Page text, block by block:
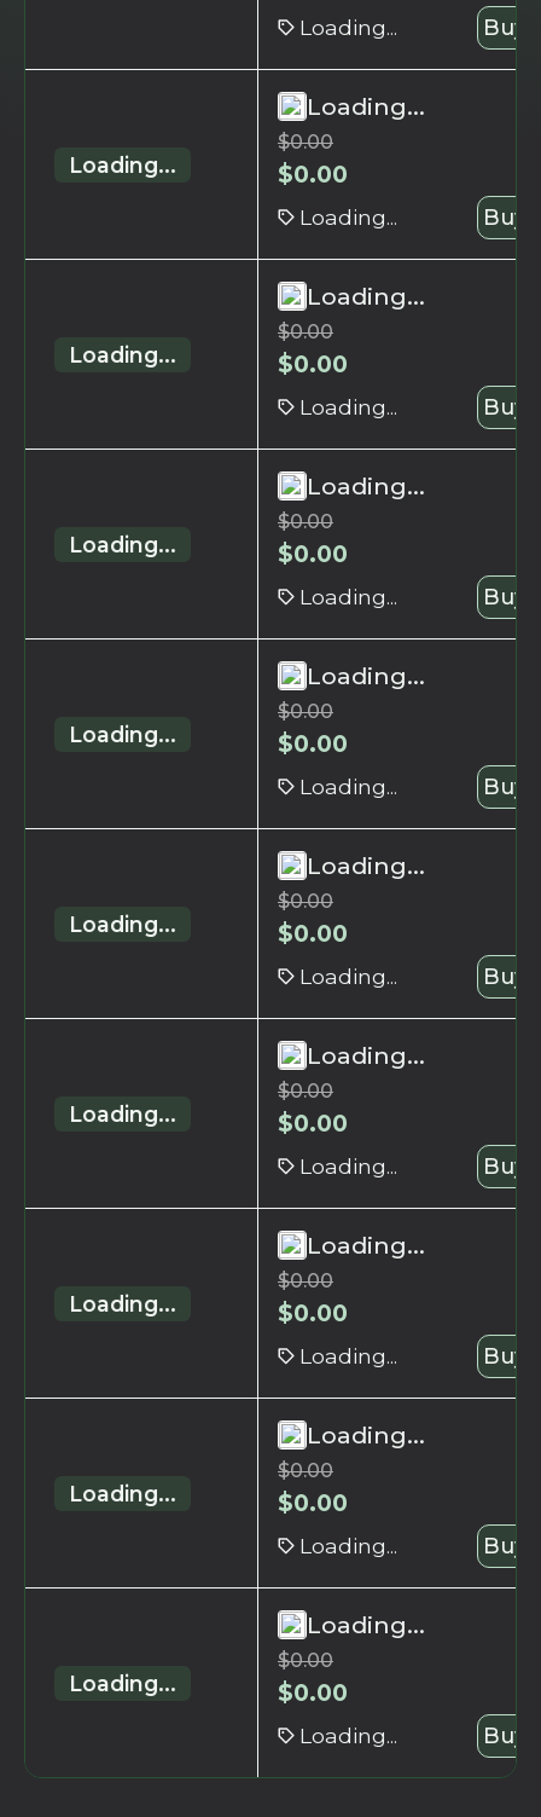
Loading... Buy
Loading...
Loading...
$0.00
$0.00
Loading... Buy
Loading...
Loading...
$0.00
$0.00
Loading... Buy
Loading...
Loading...
$0.00
$0.00
Loading... Buy
Loading...
Loading...
$0.00
$0.00
Loading... Buy
Loading...
Loading...
$0.00
$0.00
Loading... Buy
Loading...
Loading...
$0.00
$0.00
Loading... Buy
Loading...
Loading...
$0.00
$0.00
Loading... Buy
Loading...
Loading...
$0.00
$0.00
Loading... Buy
Loading...
Loading...
$0.00
$0.00
Loading... Buy